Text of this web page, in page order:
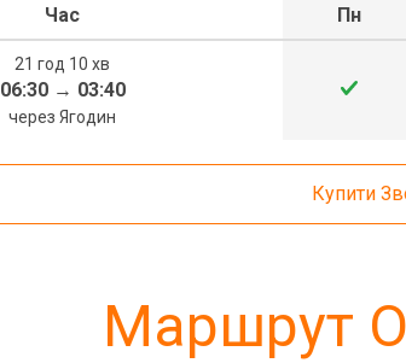
Час Пн
21 год 10 хв
06:30→ 03:40
через Ягодин
Купити
Маршрут